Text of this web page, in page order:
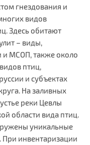
гнездования и
видов
Здесь обитают
– виды,
и МСОП, также около
птиц,
и субъектах
На заливных
реки Цевлы
области вида птиц.
уникальные
При инвентаризации